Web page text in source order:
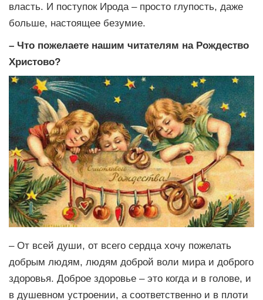
власть. И поступок Ирода – просто глупость, даже
больше, настоящее безумие.
– Что пожелаете нашим читателям на Рождество
Христово?
– От всей души, от всего сердца хочу пожелать
добрым людям, людям доброй воли мира и доброго
здоровья. Доброе здоровье – это когда и в голове, и
в душевном устроении, а соответственно и в плоти